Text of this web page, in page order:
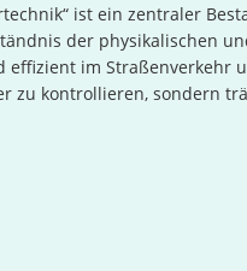
ist ein zentraler
der physikalischen
effizient im Straßenverkehr
zu kontrollieren, sondern